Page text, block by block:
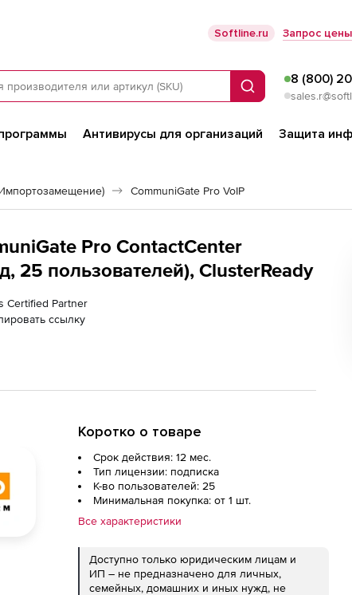
Softline.ru Запрос цены
Поиск
8 (800)
Антивирусы для организаций Защита
CommuniGate Pro VoIP
Pro ContactCenter
25 пользователей), ClusterReady
Certified Partner
ссылку
Коротко о товаре
Срок действия: 12 мес.
Тип лицензии: подписка
К-во пользователей: 25
Минимальная покупка: от 1 шт.
Все характеристики
Доступно только юридическим лицам и
ИП – не предназначено для личных,
семейных, домашних и иных нужд, не